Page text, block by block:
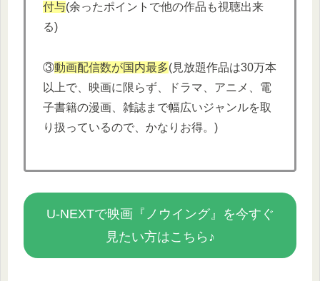
付与(余ったポイントで他の作品も視聴出来
る)
③動画配信数が国内最多(見放題作品は30万本
以上で、映画に限らず、ドラマ、アニメ、電
子書籍の漫画、雑誌まで幅広いジャンルを取
り扱っているので、かなりお得。)
U-NEXTで映画『ノウイング』を今すぐ
見たい方はこちら♪